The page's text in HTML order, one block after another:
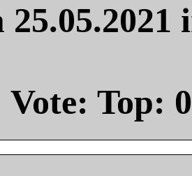
Vote: Top: 0